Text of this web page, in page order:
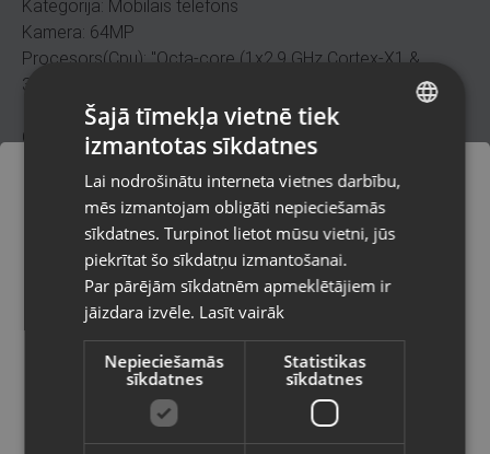
Kategorija: Mobilais telefons
Kamera: 64MP
Procesors(Cpu): "Octa-core (1x2.9 GHz Cortex-X1 &
3x2.80 GHz Cortex-A78 & 4x2.2 GHz Cortex-A55) -
International"
Operatīvā atmiņa(RAM): 8GB
Operētājsistēma(OS): Android 11, upgradable to Android
13, One UI 5
Piezīmes:ļoti saskrāpēts
200.00€
Sadali maksājumos
Reprezentatīvs piemērs Reprezentatīvs piemērs
Pasūtījumi tiks piegādāti uz
izvēlēto valsti
Vietnes saturs būs attēlots izvēlētajā
valodā
Valsts
RUSSIAN
Šajā tīmekļa vietnē tiek
izmantotas sīkdatnes
Lai nodrošinātu interneta vietnes darbību,
mēs izmantojam obligāti nepieciešamās
sīkdatnes. Turpinot lietot mūsu vietni, jūs
piekrītat šo sīkdatņu izmantošanai.
Par pārējām sīkdatnēm apmeklētājiem ir
jāizdara izvēle. Lasīt vairāk
Nepieciešamās
sīkdatnes
Statistikas
sīkdatnes